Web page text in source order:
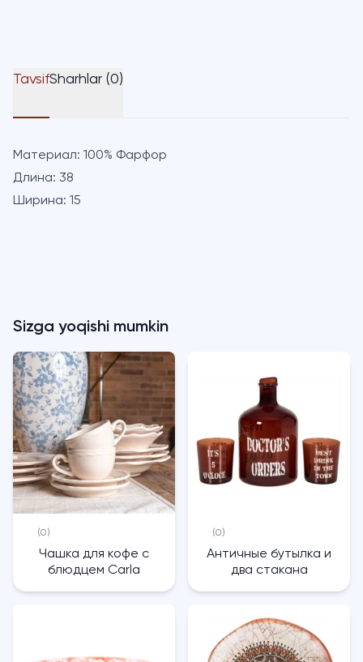
TavsifSharhlar (0)
Материал: 100% Фарфор
Длина: 38
Ширина: 15
Sizga yoqishi mumkin
(0)
Чашка для кофе с
блюдцем Carla
(0)
Античные бутылка и
два стакана